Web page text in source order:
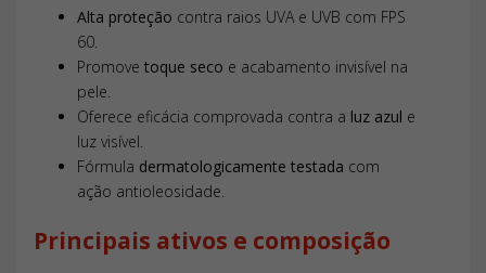
Aplique abundantemente sobre a pele do rosto seca antes
da exposição ao sol. Reative a proteção reaplicando o
produto a cada 2 horas ou após sudorese intensa, nadar
ou secar-se com toalha.
Especificações
Linha:Principia
Categoria:
Alta proteção contra raios UVA e UVB com FPS
60.
Promove toque seco e acabamento invisível na
pele.
Oferece eficácia comprovada contra a luz azul e
luz visível.
Fórmula dermatologicamente testada com
ação antioleosidade.
Principais ativos e composição